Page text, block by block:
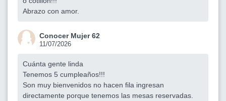
Abrazo con amor.
Conocer Mujer 62
11/07/2026
Cuánta gente linda
Tenemos 5 cumpleaños!!!
Son muy bienvenidos no hacen fila ingresan
directamente porque tenemos las mesas reservadas.